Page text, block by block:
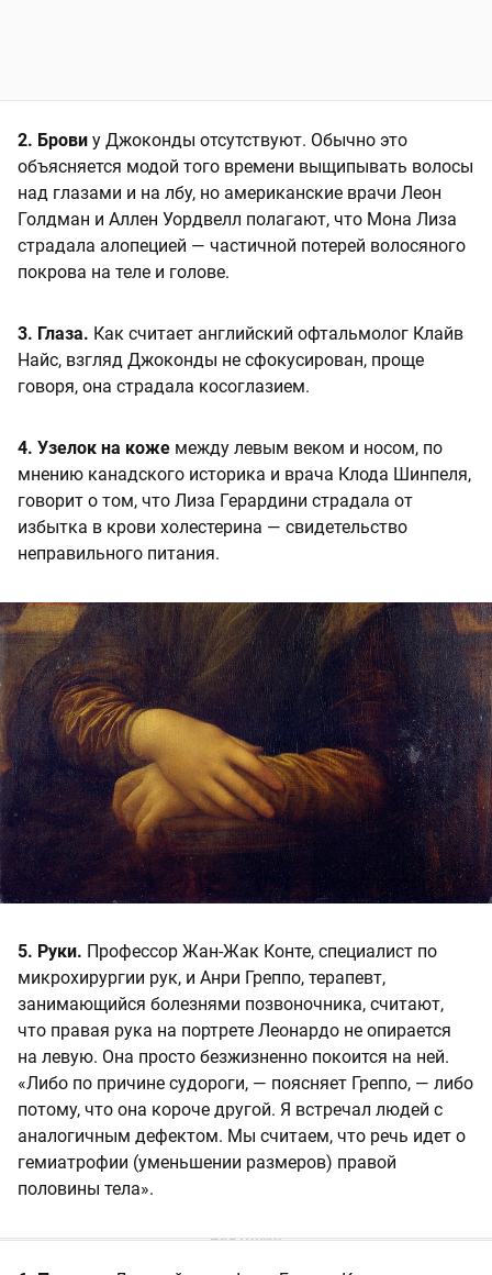
2. Брови у Джоконды отсутствуют. Обычно это
объясняется модой того времени выщипывать волосы
над глазами и на лбу, но американские врачи Леон
Голдман и Аллен Уордвелл полагают, что Мона Лиза
страдала алопецией — частичной потерей волосяного
покрова на теле и голове.
3. Глаза. Как считает английский офтальмолог Клайв
Найс, взгляд Джоконды не сфокусирован, проще
говоря, она страдала косоглазием.
4. Узелок на коже между левым веком и носом, по
мнению канадского историка и врача Клода Шинпеля,
говорит о том, что Лиза Герардини страдала от
избытка в крови холестерина — свидетельство
неправильного питания.
5. Руки. Профессор Жан-Жак Конте, специалист по
микрохирургии рук, и Анри Греппо, терапевт,
занимающийся болезнями позвоночника, считают,
что правая рука на портрете Леонардо не опирается
на левую. Она просто безжизненно покоится на ней.
«Либо по причине судороги, — поясняет Греппо, — либо
потому, что она короче другой. Я встречал людей с
аналогичным дефектом. Мы считаем, что речь идет о
гемиатрофии (уменьшении размеров) правой
половины тела».